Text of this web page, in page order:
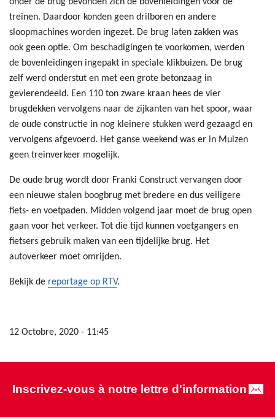
treinen. Daardoor konden geen drilboren en andere
sloopmachines worden ingezet. De brug laten zakken was
ook geen optie. Om beschadigingen te voorkomen, werden
de bovenleidingen ingepakt in speciale klikbuizen. De brug
zelf werd onderstut en met een grote betonzaag in
gevierendeeld. Een 110 ton zware kraan hees de vier
brugdekken vervolgens naar de zijkanten van het spoor, waar
de oude constructie in nog kleinere stukken werd gezaagd en
vervolgens afgevoerd. Het ganse weekend was er in Muizen
geen treinverkeer mogelijk.
De oude brug wordt door Franki Construct vervangen door
een nieuwe stalen boogbrug met bredere en dus veiligere
fiets- en voetpaden. Midden volgend jaar moet de brug open
gaan voor het verkeer. Tot die tijd kunnen voetgangers en
fietsers gebruik maken van een tijdelijke brug. Het
autoverkeer moet omrijden.
Bekijk de reportage op RTV.
12 Octobre, 2020 - 11:45
Inscrivez-vous à notre lettre d'information